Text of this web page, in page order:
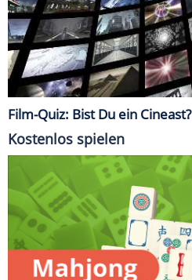
Film-Quiz: Bist Du ein Cineast?
Kostenlos spielen